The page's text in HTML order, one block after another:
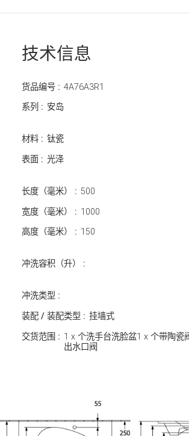
技术信息
货品编号 : 4A76A3R1
系列 : 安岛
材料 : 钛瓷
表面 : 光泽
长度（毫米） : 500
宽度（毫米） : 1000
高度（毫米） : 150
冲洗容积（升） :
冲洗类型 :
装配 / 装配类型 : 挂墙式
交货范围 : 1 x 个洗手台洗脸盆1 x 个带陶瓷
出水口阀